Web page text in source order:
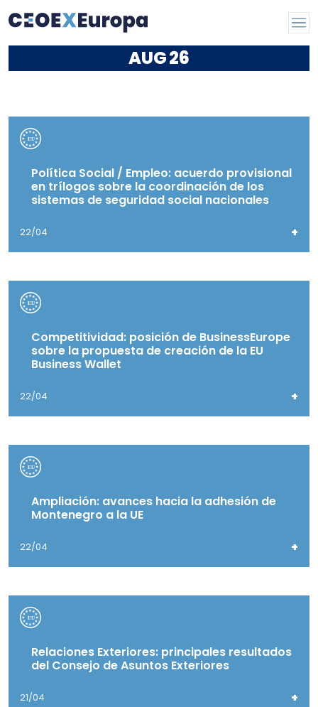
AUG26
Política Social / Empleo: acuerdo provisional
en trílogos sobre la coordinación de los
sistemas de seguridad social nacionales
22/04 +
Competitividad: posición de BusinessEurope
sobre la propuesta de creación de la EU
Business Wallet
22/04 +
Ampliación: avances hacia la adhesión de
Montenegro a la UE
22/04 +
Relaciones Exteriores: principales resultados
del Consejo de Asuntos Exteriores
21/04 +